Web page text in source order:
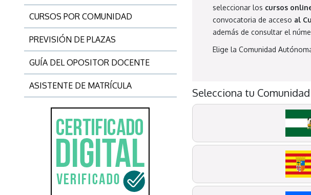
CURSOS POR COMUNIDAD
PREVISIÓN DE PLAZAS
GUÍA DEL OPOSITOR DOCENTE
ASISTENTE DE MATRÍCULA
seleccionar los cursos
convocatoria de acceso al
además de consultar el
Elige la Comunidad
Selecciona tu